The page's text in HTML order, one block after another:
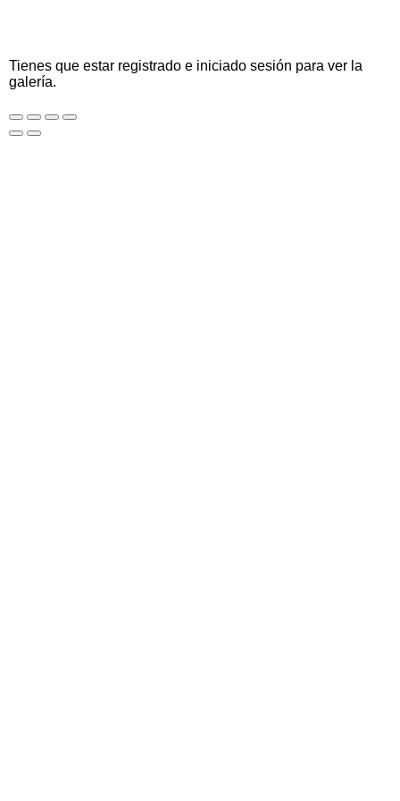
Tienes que estar registrado e iniciado sesión para ver la
galería.